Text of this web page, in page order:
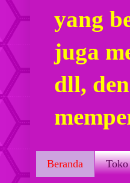
yang
juga
dll,
Beranda